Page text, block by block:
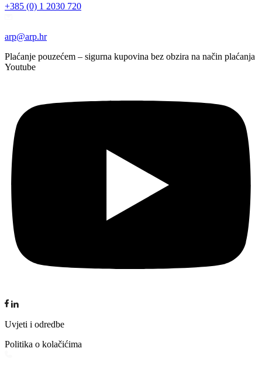
+385 (0) 1 2030 720
arp@arp.hr
Plaćanje pouzećem – sigurna kupovina bez obzira na način plaćanja
Youtube
Uvjeti i odredbe
Politika o kolačićima